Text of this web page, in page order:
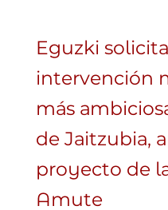
Eguzki
intervención
más
de Jaitzubia,
proyecto de
Amute